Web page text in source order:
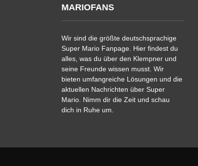
MARIOFANS
Wir sind die größte deutschsprachige
Super Mario Fanpage. Hier findest du
alles, was du über den Klempner und
seine Freunde wissen musst. Wir
bieten umfangreiche Lösungen und die
aktuellen Nachrichten über Super
Mario. Nimm dir die Zeit und schau
dich in Ruhe um.